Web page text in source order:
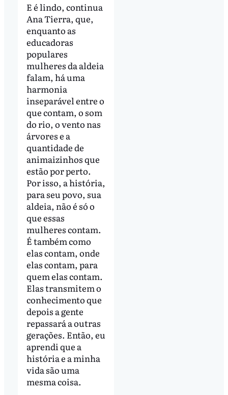
E é lindo, continua
Ana Tierra, que,
enquanto as
educadoras
populares
mulheres da aldeia
falam, há uma
harmonia
inseparável entre o
que contam, o som
do rio, o vento nas
árvores e a
quantidade de
animaizinhos que
estão por perto.
Por isso, a história,
para seu povo, sua
aldeia, não é só o
que essas
mulheres contam.
É também como
elas contam, onde
elas contam, para
quem elas contam.
Elas transmitem o
conhecimento que
depois a gente
repassará a outras
gerações. Então, eu
aprendi que a
história e a minha
vida são uma
mesma coisa.